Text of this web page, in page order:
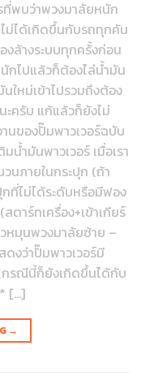
ที่พบว่าพวงมาลัยหนัก
ม่ได้เกิดขึ้นกับรถทุกคัน
ล้างระบบทุกครั้งก่อน
กไปแล้วก็ต้องไล่น้ำมัน
ใหม่เข้าไปรวมถึงต้อง
ะครับ แก้แล้วก็ยังไม่
นของปั๊มพาวเวอร์ฉบับ
น้ำมันพาวเวอร์ เมื่อเรา
นภายในกระปุก (ถ้า
ที่ไม่ได้ระดับหรือมีฟอง
าร์ทเครื่อง+เข้าเกียร์
หมุนพวงมาลัยซ้าย –
ดงว่าปั๊มพาวเวอร์มี
รณีนี้ก็ยังเกิดขึ้นได้กับ
[…]
→